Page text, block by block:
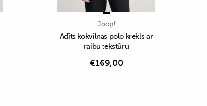
Joop!
Adīts kokvilnas polo krekls ar
raibu tekstūru
€169,00